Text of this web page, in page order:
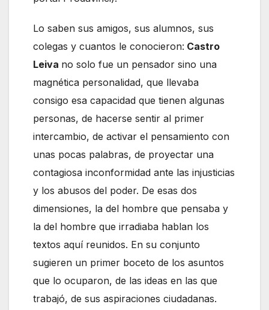
Lo saben sus amigos, sus alumnos, sus
colegas y cuantos le conocieron: Castro
Leiva no solo fue un pensador sino una
magnética personalidad, que llevaba
consigo esa capacidad que tienen algunas
personas, de hacerse sentir al primer
intercambio, de activar el pensamiento con
unas pocas palabras, de proyectar una
contagiosa inconformidad ante las injusticias
y los abusos del poder. De esas dos
dimensiones, la del hombre que pensaba y
la del hombre que irradiaba hablan los
textos aquí reunidos. En su conjunto
sugieren un primer boceto de los asuntos
que lo ocuparon, de las ideas en las que
trabajó, de sus aspiraciones ciudadanas.